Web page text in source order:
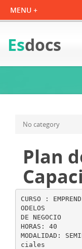
Esdocs
No category
Plan
CURSO :
ODELOS
DE NEGOCIO
HORAS: 40
MODALIDAD:
ciales